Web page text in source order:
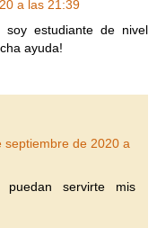
a las 21:39
soy estudiante de nivel
ayuda!
septiembre de 2020 a
puedan servirte mis